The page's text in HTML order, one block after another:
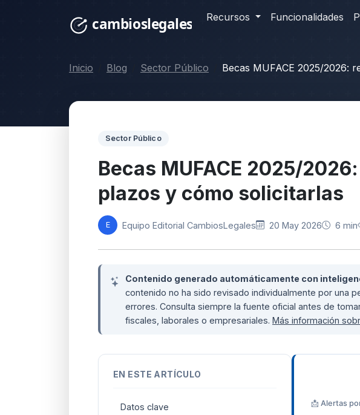
Recursos Funcionalidades
Inicio Blog Sector Público Becas MUFACE 2025/2026:
Sector Público
Becas MUFACE 2025/
plazos y cómo solicitarlas
E Equipo Editorial CambiosLegales 20 May 2026 6 min
Contenido generado automáticamente con
contenido no ha sido revisado individualmente por una
errores. Consulta siempre la fuente oficial antes de
fiscales, laborales o empresariales. Más información
EN ESTE ARTÍCULO
Datos clave 📩 Alertas